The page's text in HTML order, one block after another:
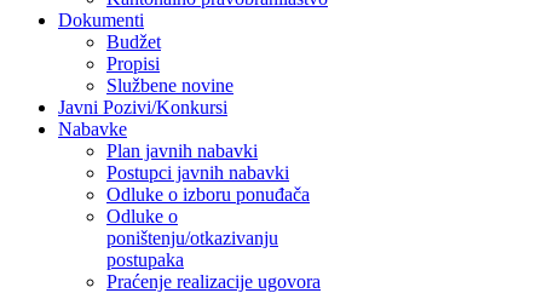
Dokumenti
Budžet
Propisi
Službene novine
Javni Pozivi/Konkursi
Nabavke
Plan javnih nabavki
Postupci javnih nabavki
Odluke o izboru ponuđača
Odluke o
poništenju/otkazivanju
postupaka
Praćenje realizacije ugovora